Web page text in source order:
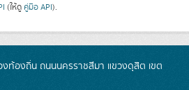
(ให้ดู คู่มือ API).
งท้องถิ่น ถนนนครราชสีมา แขวงดุสิต เขต